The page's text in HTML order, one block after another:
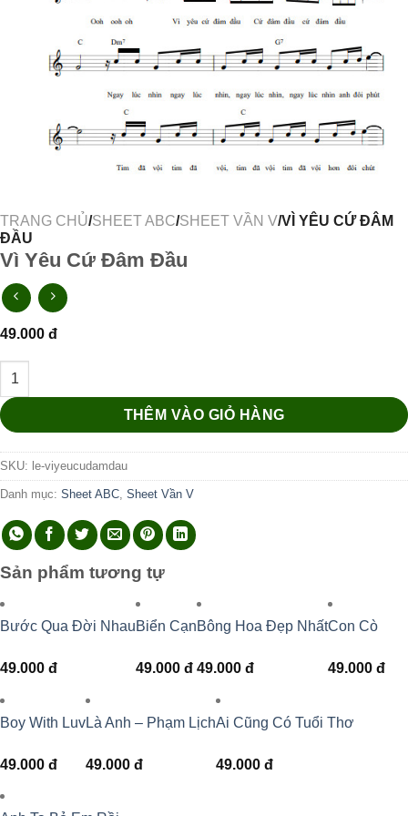
TRANG CHỦ/SHEET ABC/SHEET VẦN V/VÌ YÊU CỨ ĐÂM
ĐẦU
Vì Yêu Cứ Đâm Đầu
49.000 đ
Vì Yêu Cứ Đâm Đầu số lượng
THÊM VÀO GIỎ HÀNG
SKU: le-viyeucudamdau
Danh mục: Sheet ABC Sheet Vần V
Sản phẩm tương tự
Bước Qua Đời Nhau
49.000 đ
Biển Cạn
49.000 đ
Bông Hoa Đẹp Nhất
49.000 đ
Con Cò
49.000 đ
Boy With Luv
49.000 đ
Là Anh – Phạm Lịch
49.000 đ
Ai Cũng Có Tuổi Thơ
49.000 đ